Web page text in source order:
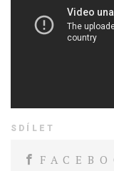
SDÍLET